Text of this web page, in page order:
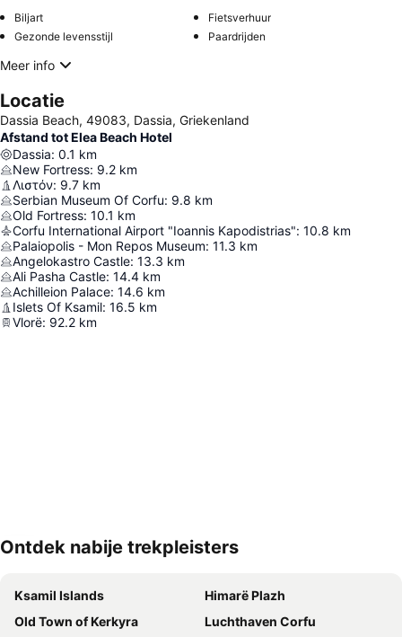
Biljart
Fietsverhuur
Gezonde levensstijl
Paardrijden
Meer info
Locatie
Dassia Beach, 49083, Dassia, Griekenland
Afstand tot Elea Beach Hotel
Dassia: 0.1 km
New Fortress: 9.2 km
Λιστόν: 9.7 km
Serbian Museum Of Corfu: 9.8 km
Old Fortress: 10.1 km
Corfu International Airport "Ioannis Kapodistrias": 10.8 km
Palaiopolis - Mon Repos Museum: 11.3 km
Angelokastro Castle: 13.3 km
Ali Pasha Castle: 14.4 km
Achilleion Palace: 14.6 km
Islets Of Ksamil: 16.5 km
Vlorë: 92.2 km
Kaart uitvouwen
Ontdek nabije trekpleisters
Ksamil Islands
Himarë Plazh
Old Town of Kerkyra
Luchthaven Corfu